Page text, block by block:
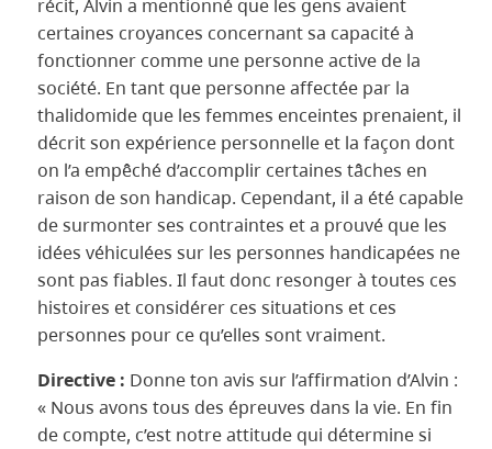
récit, Alvin a mentionné que les gens avaient
certaines croyances concernant sa capacité à
fonctionner comme une personne active de la
société. En tant que personne affectée par la
thalidomide que les femmes enceintes prenaient, il
décrit son expérience personnelle et la façon dont
on l’a empêché d’accomplir certaines tâches en
raison de son handicap. Cependant, il a été capable
de surmonter ses contraintes et a prouvé que les
idées véhiculées sur les personnes handicapées ne
sont pas fiables. Il faut donc resonger à toutes ces
histoires et considérer ces situations et ces
personnes pour ce qu’elles sont vraiment.
Directive : Donne ton avis sur l’affirmation d’Alvin :
« Nous avons tous des épreuves dans la vie. En fin
de compte, c’est notre attitude qui détermine si